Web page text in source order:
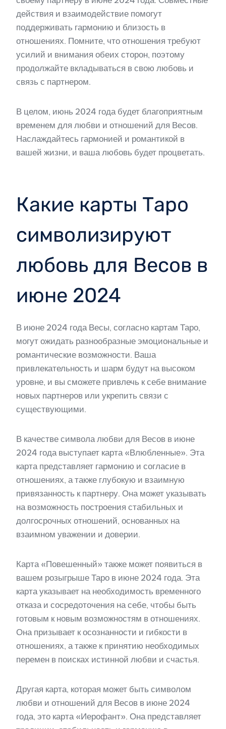
действия и взаимодействие помогут
поддерживать гармонию и близость в
отношениях. Помните, что отношения требуют
усилий и внимания обеих сторон, поэтому
продолжайте вкладываться в свою любовь и
связь с партнером.
В целом, июнь 2024 года будет благоприятным
временем для любви и отношений для Весов.
Наслаждайтесь гармонией и романтикой в
вашей жизни, и ваша любовь будет процветать.
Какие карты Таро
символизируют
любовь для Весов в
июне 2024
В июне 2024 года Весы, согласно картам Таро,
могут ожидать разнообразные эмоциональные и
романтические возможности. Ваша
привлекательность и шарм будут на высоком
уровне, и вы сможете привлечь к себе внимание
новых партнеров или укрепить связи с
существующими.
В качестве символа любви для Весов в июне
2024 года выступает карта «Влюбленные». Эта
карта представляет гармонию и согласие в
отношениях, а также глубокую и взаимную
привязанность к партнеру. Она может указывать
на возможность построения стабильных и
долгосрочных отношений, основанных на
взаимном уважении и доверии.
Карта «Повешенный» также может появиться в
вашем розыгрыше Таро в июне 2024 года. Эта
карта указывает на необходимость временного
отказа и сосредоточения на себе, чтобы быть
готовым к новым возможностям в отношениях.
Она призывает к осознанности и гибкости в
отношениях, а также к принятию необходимых
перемен в поисках истинной любви и счастья.
Другая карта, которая может быть символом
любви и отношений для Весов в июне 2024
года, это карта «Иерофант». Она представляет